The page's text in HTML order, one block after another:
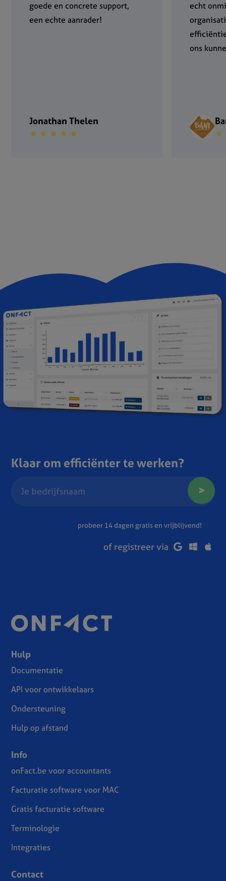
goede en concrete support,
een echte aanrader!
Jonathan Thelen
★ ★ ★ ★ ★
echt
ons
★
Klaar om efficiënter te werken?
probeer 14 dagen gratis en vrijblijvend!
of registreer via
Hulp
Documentatie
API voor ontwikkelaars
Ondersteuning
Hulp op afstand
Info
onFact.be voor accountants
Facturatie software voor MAC
Gratis facturatie software
Terminologie
Integraties
Contact